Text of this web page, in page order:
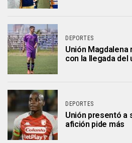
DEPORTES
Unión Magdalena
con la llegada del
DEPORTES
Unión presentó a
afición pide más